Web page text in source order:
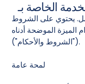
يحتوي على الشروط
الميزة الموضحة أدناه
("الشروط والأحكام").
لمحة عامة